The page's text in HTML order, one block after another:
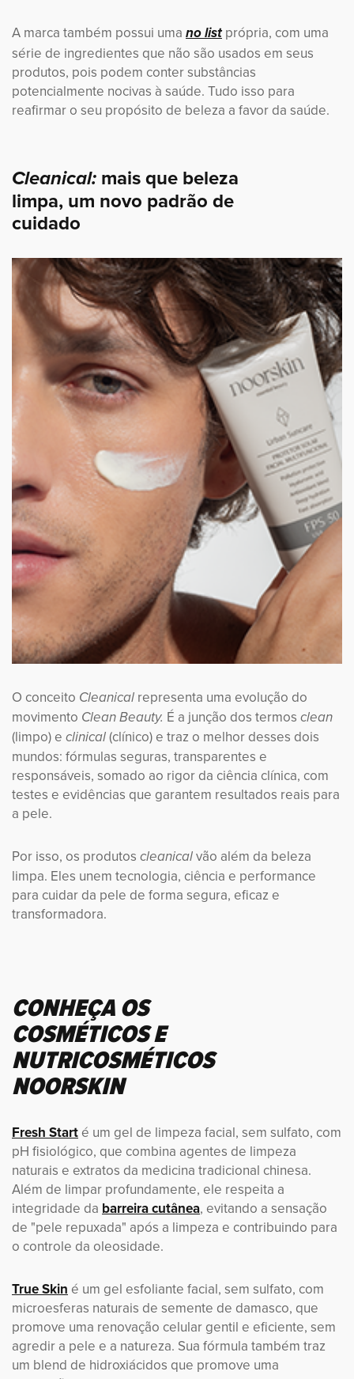
A marca também possui uma no listprópria, com uma
série de ingredientes que não são usados em seus
produtos, pois podem conter substâncias
potencialmente nocivas à saúde. Tudo isso para
reafirmar o seu propósito de beleza a favor da saúde.
Cleanical: mais que beleza
limpa, um novo padrão de
cuidado
O conceito Cleanical representa uma evolução do
movimento Clean Beauty. É a junção dos termos clean
(limpo) e clinical (clínico) e traz o melhor desses dois
mundos: fórmulas seguras, transparentes e
responsáveis, somado ao rigor da ciência clínica, com
testes e evidências que garantem resultados reais para
a pele.
Por isso, os produtos cleanical vão além da beleza
limpa. Eles unem tecnologia, ciência e performance
para cuidar da pele de forma segura, eficaz e
transformadora.
CONHEÇA OS
COSMÉTICOS E
NUTRICOSMÉTICOS
NOORSKIN
Fresh Starté um gel de limpeza facial, sem sulfato, com
pH fisiológico, que combina agentes de limpeza
naturais e extratos da medicina tradicional chinesa.
Além de limpar profundamente, ele respeita a
integridade da barreira cutânea, evitando a sensação
de "pele repuxada" após a limpeza e contribuindo para
o controle da oleosidade.
True Skin é um gel esfoliante facial, sem sulfato, com
microesferas naturais de semente de damasco, que
promove uma renovação celular gentil e eficiente, sem
agredir a pele e a natureza. Sua fórmula também traz
um blend de hidroxiácidos que promove uma